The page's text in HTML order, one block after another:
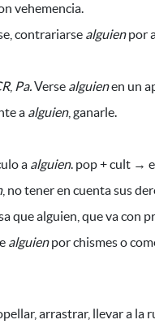
vehemencia.
contrariarse alguienpor
, Pa.Verse alguienen un
a alguien, ganarle.
a alguien. pop + cult →
, no tener en cuenta sus
que alguien, que va con
alguienpor chismes o
arrastrar, llevar a la